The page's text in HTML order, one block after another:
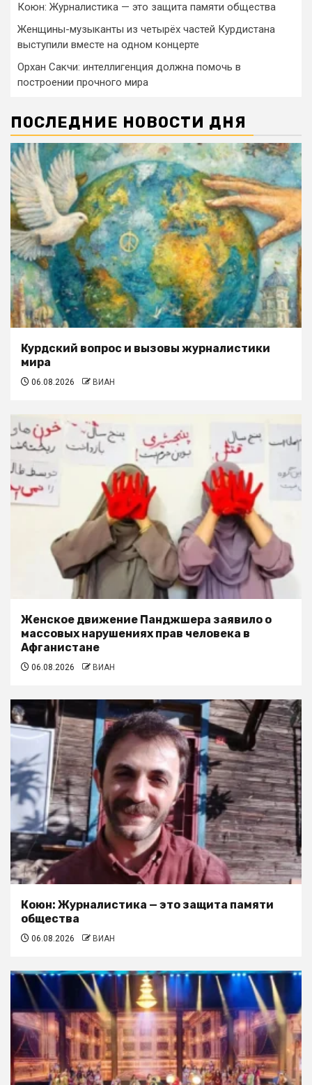
Коюн: Журналистика — это защита памяти общества
Женщины-музыканты из четырёх частей Курдистана
выступили вместе на одном концерте
Орхан Сакчи: интеллигенция должна помочь в
построении прочного мира
ПОСЛЕДНИЕ НОВОСТИ ДНЯ
Курдский вопрос и вызовы журналистики
мира
06.08.2026 ВИАН
Женское движение Панджшера заявило о
массовых нарушениях прав человека в
Афганистане
06.08.2026 ВИАН
Коюн: Журналистика — это защита памяти
общества
06.08.2026 ВИАН